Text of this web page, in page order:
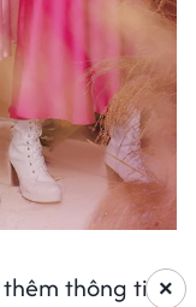
thông tin×